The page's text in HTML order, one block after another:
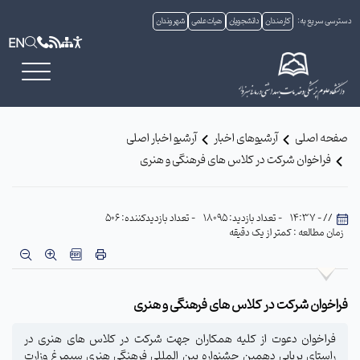
دسترسی سریع به: کارمندان دانشجویان هیات علمی شهروندان
EN
صفحه اصلی آرشیوهای اخبار
آرشیو اخبار اصلی
فراخوان شرکت در کلاس های فرهنگی و هنری
// - 14:37 - تعداد بازدید: 18095
- تعداد بازدیدکننده: 506
زمان مطالعه : کمتر از یک دقیقه
فراخوان شرکت در کلاس های فرهنگی و هنری
فراخوان دعوت از کلیه همکاران جهت شرکت در کلاس های هنری در
راستای برپایی دهمین جشنواره بین المللی فرهنگی هنری سیمرغ وزارت